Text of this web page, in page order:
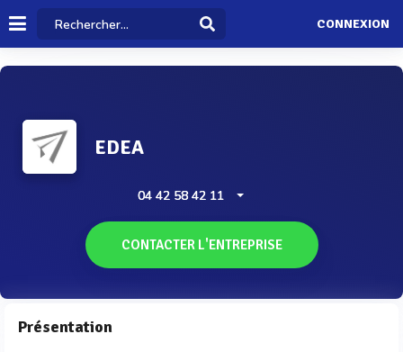
CONNEXION
EDEA
04 42 58 42 11
CONTACTER L'ENTREPRISE
Présentation